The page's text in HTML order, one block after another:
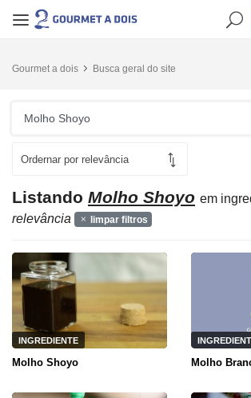
Gourmet a dois Busca geral do site
Listando Molho Shoyo em
relevância
limpar filtros
INGREDIENTE
Molho Shoyo Molho